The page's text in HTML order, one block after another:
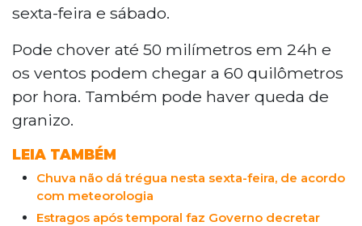
sexta-feira e sábado.
Pode chover até 50 milímetros em 24h e
os ventos podem chegar a 60 quilômetros
por hora. Também pode haver queda de
granizo.
LEIA TAMBÉM
Chuva não dá trégua nesta sexta-feira, de acordo
com meteorologia
Estragos após temporal faz Governo decretar